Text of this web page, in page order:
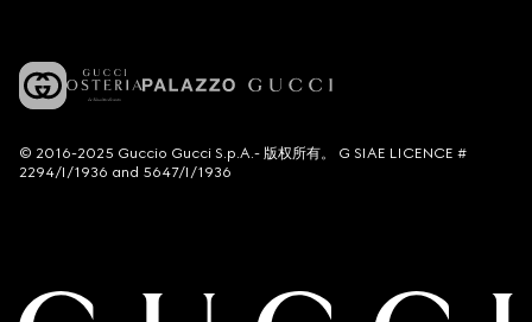
© 2016-2025 Guccio Gucci S.p.A.- 版权所有。 G SIAE LICENCE #
2294/I/1936 and 5647/I/1936